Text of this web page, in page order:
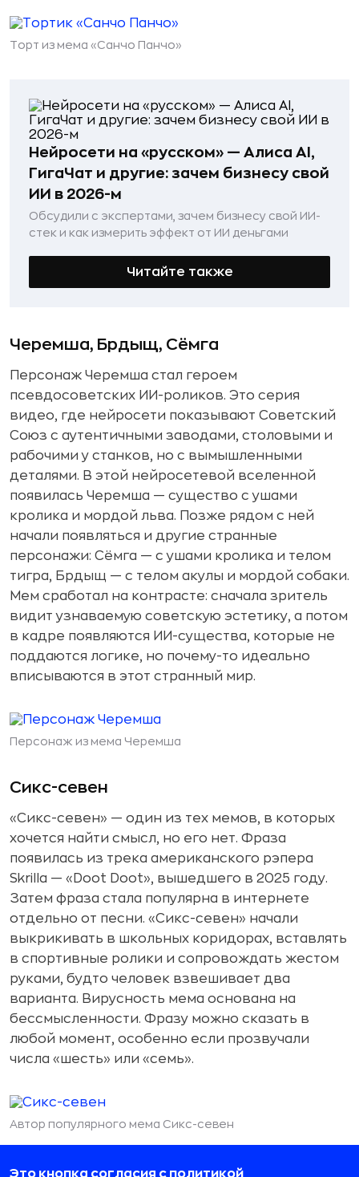
Торт из мема «Санчо Панчо»
Нейросети на «русском» — Алиса AI,
ГигаЧат и другие: зачем бизнесу свой
ИИ в 2026-м
Обсудили с экспертами, зачем бизнесу свой ИИ-
стек и как измерить эффект от ИИ деньгами
Читайте также
Черемша, Брдыщ, Сёмга
Персонаж Черемша стал героем
псевдосоветских ИИ-роликов. Это серия
видео, где нейросети показывают Советский
Союз с аутентичными заводами, столовыми и
рабочими у станков, но с вымышленными
деталями. В этой нейросетевой вселенной
появилась Черемша — существо с ушами
кролика и мордой льва. Позже рядом с ней
начали появляться и другие странные
персонажи: Сёмга — с ушами кролика и телом
тигра, Брдыщ — с телом акулы и мордой собаки.
Мем сработал на контрасте: сначала зритель
видит узнаваемую советскую эстетику, а потом
в кадре появляются ИИ-существа, которые не
поддаются логике, но почему-то идеально
вписываются в этот странный мир.
Персонаж из мема Черемша
Сикс-севен
«Сикс-севен» — один из тех мемов, в которых
хочется найти смысл, но его нет. Фраза
появилась из трека американского рэпера
Skrilla — «Doot Doot», вышедшего в 2025 году.
Затем фраза стала популярна в интернете
отдельно от песни. «Сикс-севен» начали
выкрикивать в школьных коридорах, вставлять
в спортивные ролики и сопровождать жестом
руками, будто человек взвешивает два
варианта. Вирусность мема основана на
бессмысленности. Фразу можно сказать в
любой момент, особенно если прозвучали
числа «шесть» или «семь».
Автор популярного мема Сикс-севен
Белая собака на сёрфе
Это кнопка согласия с политикой